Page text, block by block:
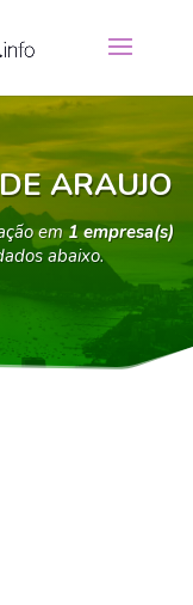
ARAUJO
em1 empresa(s)
abaixo.